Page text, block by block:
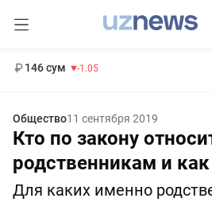
146 сум -1.05
Общество11 сентября 2019
Кто по закону
родственникам и как
Для каких именно